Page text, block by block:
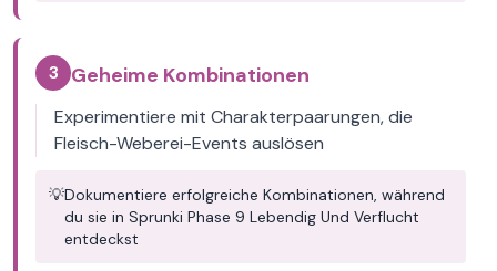
3 Geheime Kombinationen
Experimentiere mit Charakterpaarungen, die
Fleisch-Weberei-Events auslösen
💡Dokumentiere erfolgreiche Kombinationen, während
du sie in Sprunki Phase 9 Lebendig Und Verflucht
entdeckst